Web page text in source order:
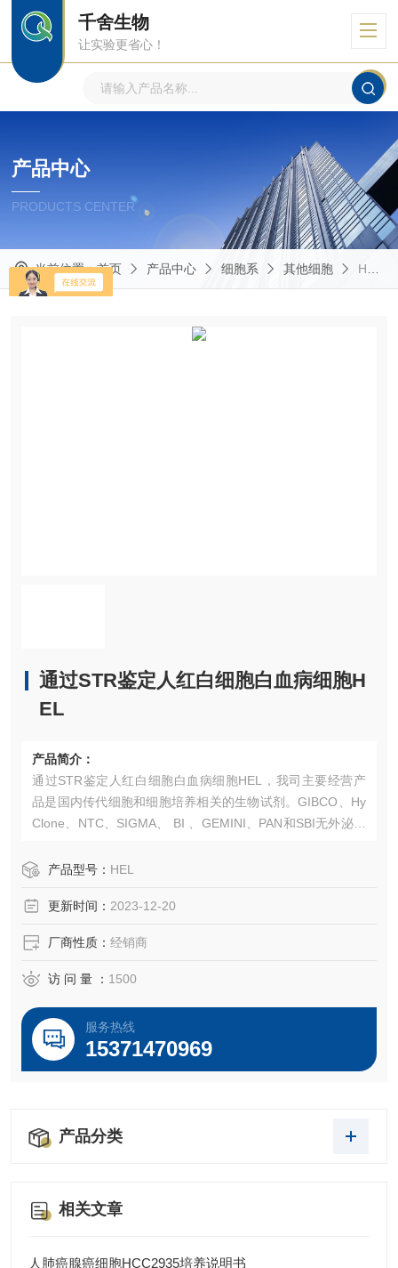
千舍生物
让实验更省心！
产品中心
PRODUCTS CENTER
当前位置：首页 产品中心 细胞系 其他细胞 HEL通过STR鉴定人红白细胞白血病细胞HEL
通过STR鉴定人红白细胞白血病细胞H
EL
产品简介：
通过STR鉴定人红白细胞白血病细胞HEL，我司主要经营产
品是国内传代细胞和细胞培养相关的生物试剂。GIBCO、Hy
Clone、NTC、SIGMA、 BI 、GEMINI、PAN和SBI无外泌体
冻存液、日本三菱产品、ELISA 试剂盒等产品。售后*，我们
产品型号： HEL
更新时间： 2023-12-20
厂商性质： 经销商
访 问 量 ： 1500
服务热线
15371470969
产品分类
相关文章
人肺癌腺癌细胞HCC2935培养说明书